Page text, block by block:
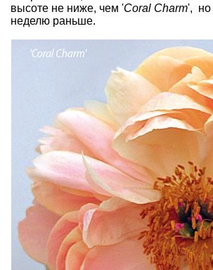
высоте не ниже, чем 'Coral Charm', но
неделю раньше.